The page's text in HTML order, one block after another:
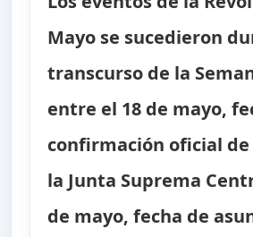
Mayo se sucedieron
transcurso de la
entre el 18 de mayo,
confirmación oficial de
la Junta Suprema
de mayo, fecha de